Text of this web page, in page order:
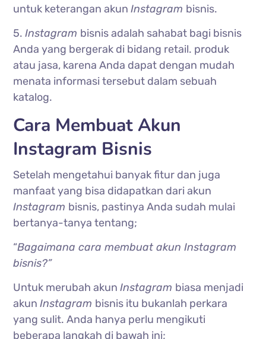
untuk keterangan akunInstagram bisnis.
5.Instagram bisnis adalah sahabat bagi bisnis
Anda yang bergerak di bidang retail. produk
atau jasa, karena Anda dapat dengan mudah
menata informasi tersebut dalam sebuah
katalog.
Cara Membuat Akun
Instagram Bisnis
Setelah mengetahui banyak fitur dan juga
manfaat yang bisa didapatkan dari akun
Instagram bisnis, pastinya Anda sudah mulai
bertanya-tanya tentang;
“Bagaimana cara membuat akun Instagram
bisnis?”
Untuk merubah akunInstagram biasa menjadi
akunInstagram bisnis itu bukanlah perkara
yang sulit. Anda hanya perlu mengikuti
beberapa langkah di bawah ini;